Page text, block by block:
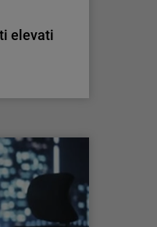
elevati
elevati
rischio.